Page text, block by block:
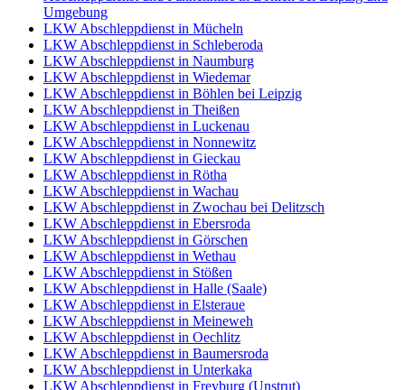
Umgebung
LKW Abschleppdienst in Mücheln
LKW Abschleppdienst in Schleberoda
LKW Abschleppdienst in Naumburg
LKW Abschleppdienst in Wiedemar
LKW Abschleppdienst in Böhlen bei Leipzig
LKW Abschleppdienst in Theißen
LKW Abschleppdienst in Luckenau
LKW Abschleppdienst in Nonnewitz
LKW Abschleppdienst in Gieckau
LKW Abschleppdienst in Rötha
LKW Abschleppdienst in Wachau
LKW Abschleppdienst in Zwochau bei Delitzsch
LKW Abschleppdienst in Ebersroda
LKW Abschleppdienst in Görschen
LKW Abschleppdienst in Wethau
LKW Abschleppdienst in Stößen
LKW Abschleppdienst in Halle (Saale)
LKW Abschleppdienst in Elsteraue
LKW Abschleppdienst in Meineweh
LKW Abschleppdienst in Oechlitz
LKW Abschleppdienst in Baumersroda
LKW Abschleppdienst in Unterkaka
LKW Abschleppdienst in Freyburg (Unstrut)